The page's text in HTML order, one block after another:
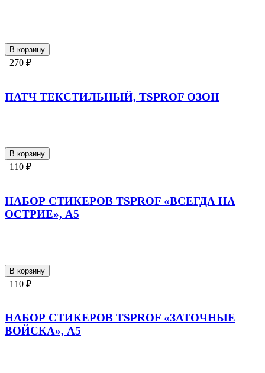
В корзину
270 ₽
ПАТЧ ТЕКСТИЛЬНЫЙ, TSPROF ОЗОН
В корзину
110 ₽
НАБОР СТИКЕРОВ TSPROF «ВСЕГДА НА
ОСТРИЕ», A5
В корзину
110 ₽
НАБОР СТИКЕРОВ TSPROF «ЗАТОЧНЫЕ
ВОЙСКА», A5